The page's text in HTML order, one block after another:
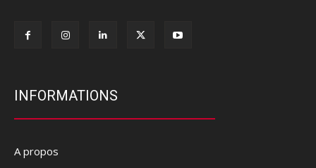
INFORMATIONS
A propos